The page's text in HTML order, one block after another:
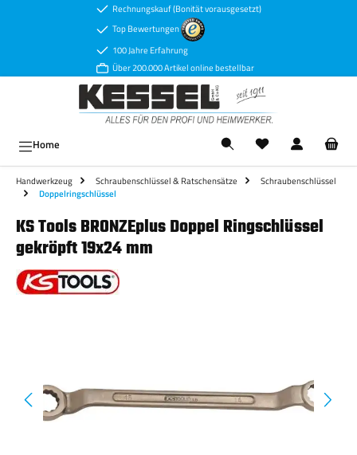
Zum Hauptinhalt springenRechnungskauf (Bonität vorausgesetzt)
Top Bewertungen
100 Jahre Erfahrung
Über 200.000 Artikel online bestellbar
Home
Handwerkzeug Schraubenschlüssel & Ratschensätze
Schraubenschlüssel
Doppelringschlüssel
KS Tools BRONZEplus Doppel Ringschlüssel
gekröpft 19x24 mm